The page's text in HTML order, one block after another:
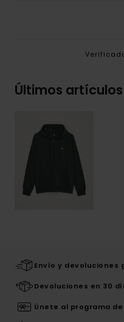
Últimos
Envío y
Devoluciones en 30
Únete al programa